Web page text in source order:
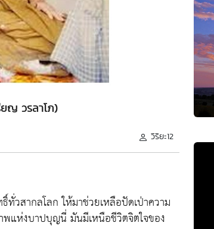
ยญ วรลาโภ)
วิริยะ12
วสากลโลก ให้มาช่วยเหลือปัดเป่าความ
พแห่งบาปบุญนี่ มันมีเหนือชีวิตจิตใจของ